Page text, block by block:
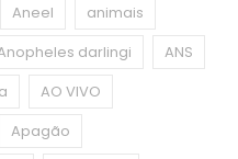
Aneel
animais
darlingi
ANS
AO VIVO
Apagão